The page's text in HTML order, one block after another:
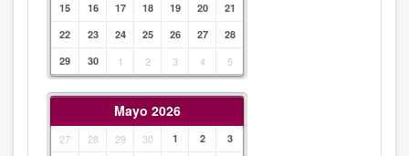
15
16 17 18 19 20
21
22
23 24 25 26 27
28
29
30 1 2 3 4 5
Mayo 2026
27 28 29 30 1 2
3